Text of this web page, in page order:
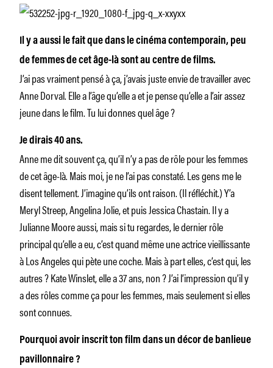
Il y a aussi le fait que dans le cinéma contemporain, peu
de femmes de cet âge-là sont au centre de films.
J’ai pas vraiment pensé à ça, j’avais juste envie de travailler avec
Anne Dorval. Elle a l’âge qu’elle a et je pense qu’elle a l’air assez
jeune dans le film. Tu lui donnes quel âge ?
Je dirais 40 ans.
Anne me dit souvent ça, qu’il n’y a pas de rôle pour les femmes
de cet âge-là. Mais moi, je ne l’ai pas constaté. Les gens me le
disent tellement. J’imagine qu’ils ont raison. (Il réfléchit.) Y’a
Meryl Streep, Angelina Jolie, et puis Jessica Chastain. Il y a
Julianne Moore aussi, mais si tu regardes, le dernier rôle
principal qu’elle a eu, c’est quand même une actrice vieillissante
à Los Angeles qui pète une coche. Mais à part elles, c’est qui, les
autres ? Kate Winslet, elle a 37 ans, non ? J’ai l’impression qu’il y
a des rôles comme ça pour les femmes, mais seulement si elles
sont connues.
Pourquoi avoir inscrit ton film dans un décor de banlieue
pavillonnaire ?